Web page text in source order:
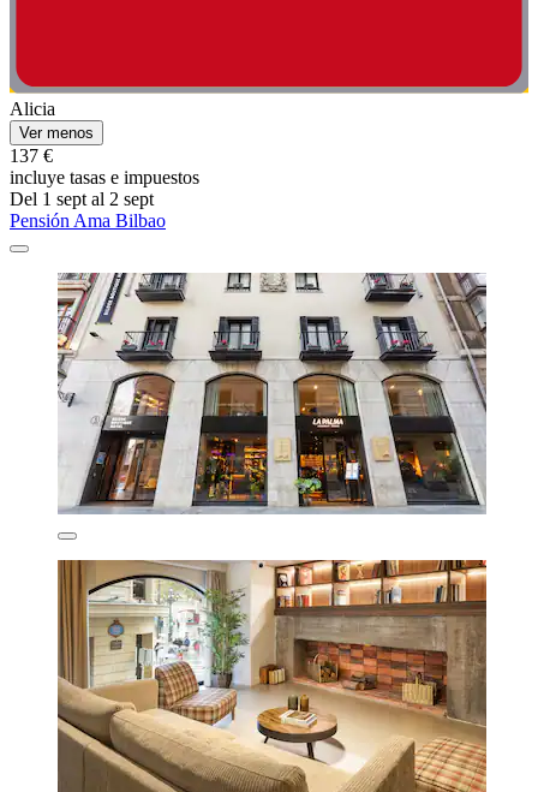
Alicia
Ver menos
137 €
incluye tasas e impuestos
Del 1 sept al 2 sept
Pensión Ama Bilbao